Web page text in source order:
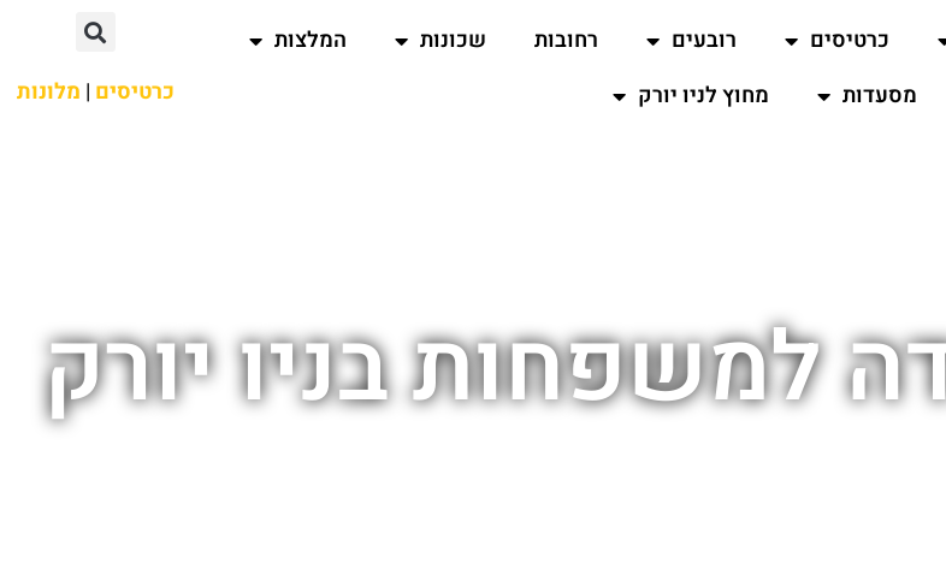
כרטיסים רובעים רחובות שכונות
המלצות
מסעדות
מחוץ לניו יורק כרטיסים | מלונות
למשפחות בניו יורק